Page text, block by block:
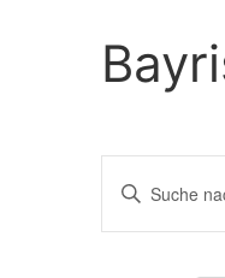
Suche
Bitte
Suche